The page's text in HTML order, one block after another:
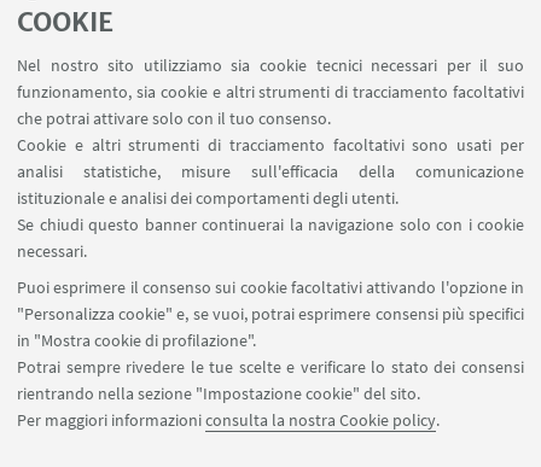
COOKIE
Nel nostro sito utilizziamo sia cookie tecnici necessari per il suo
funzionamento, sia cookie e altri strumenti di tracciamento facoltativi
che potrai attivare solo con il tuo consenso.
Cookie e altri strumenti di tracciamento facoltativi sono usati per
analisi statistiche, misure sull'efficacia della comunicazione
istituzionale e analisi dei comportamenti degli utenti.
Se chiudi questo banner continuerai la navigazione solo con i cookie
necessari.
Puoi esprimere il consenso sui cookie facoltativi attivando l'opzione in
"Personalizza cookie" e, se vuoi, potrai esprimere consensi più specifici
in "Mostra cookie di profilazione".
Potrai sempre rivedere le tue scelte e verificare lo stato dei consensi
rientrando nella sezione "Impostazione cookie" del sito.
Per maggiori informazioniconsulta la nostra Cookie policy.
Servizio online U-WEB Missioni
Contatti
SEGUI IL DIPARTIMENTO SU:
SEGUI UNIBO SU:
APP: